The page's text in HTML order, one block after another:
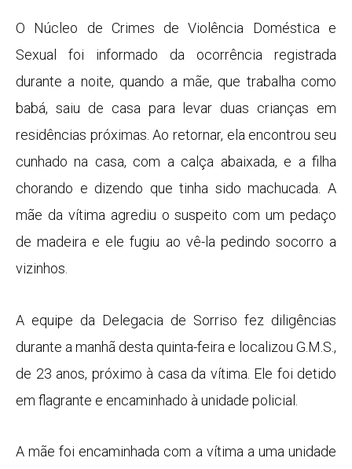
O Núcleo de Crimes de Violência Doméstica e
Sexual foi informado da ocorrência registrada
durante a noite, quando a mãe, que trabalha como
babá, saiu de casa para levar duas crianças em
residências próximas. Ao retornar, ela encontrou seu
cunhado na casa, com a calça abaixada, e a filha
chorando e dizendo que tinha sido machucada. A
mãe da vítima agrediu o suspeito com um pedaço
de madeira e ele fugiu ao vê-la pedindo socorro a
vizinhos.
A equipe da Delegacia de Sorriso fez diligências
durante a manhã desta quinta-feira e localizou G.M.S.,
de 23 anos, próximo à casa da vítima. Ele foi detido
em flagrante e encaminhado à unidade policial.
A mãe foi encaminhada com a vítima a uma unidade